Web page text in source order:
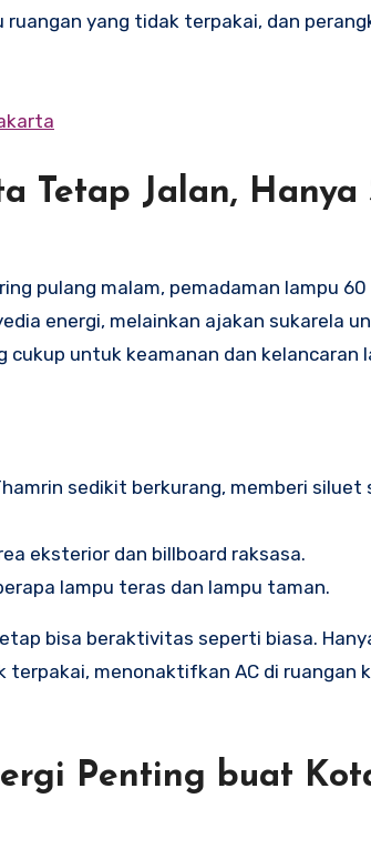
ruangan yang tidak terpakai, dan
Tetap Jalan,
pulang malam, pemadaman lampu
energi, melainkan ajakan sukarela
untuk keamanan dan kelancaran
sedikit berkurang, memberi
eksterior dan billboard raksasa.
lampu teras dan lampu taman.
bisa beraktivitas seperti biasa.
menonaktifkan AC di ruangan
Penting buat